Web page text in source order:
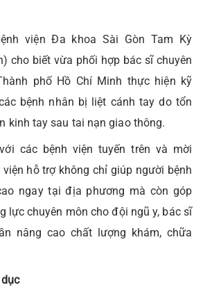
viện Đa khoa Sài Gòn Tam Kỳ
cho biết vừa phối hợp bác sĩ chuyên
phố Hồ Chí Minh thực hiện kỹ
bệnh nhân bị liệt cánh tay do tổn
kinh tay sau tai nạn giao thông.
các bệnh viện tuyến trên và mời
hỗ trợ không chỉ giúp người bệnh
ngay tại địa phương mà còn góp
lực chuyên môn cho đội ngũ y, bác sĩ
nâng cao chất lượng khám, chữa